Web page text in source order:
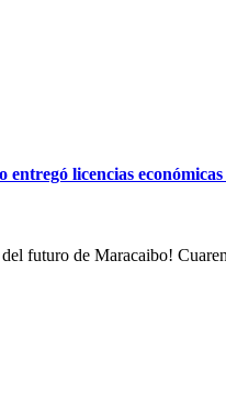
licencias
futuro de Maracaibo!